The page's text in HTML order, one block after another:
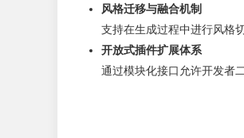
风格迁移与融合机制
支持在生成过程中进行风格
开放式插件扩展体系
通过模块化接口允许开发者